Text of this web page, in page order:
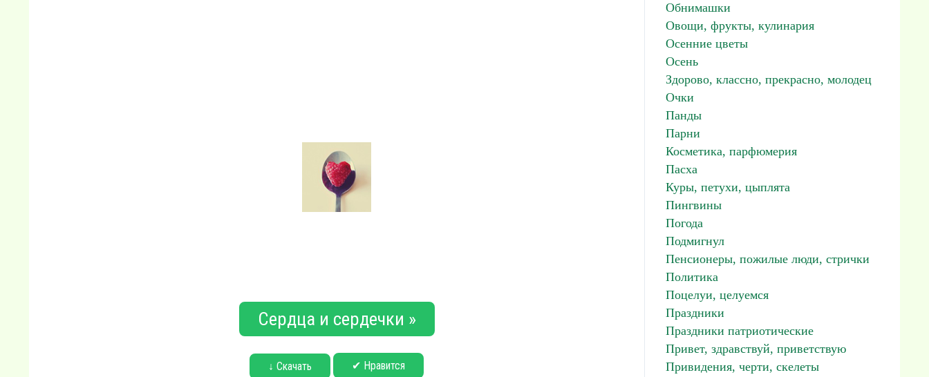
Сердца и сердечки »
↓ Скачать ✔ Нравится
Обнимашки
Овощи, фрукты, кулинария
Осенние цветы
Осень
Здорово, классно, прекрасно, молодец
Очки
Панды
Парни
Косметика, парфюмерия
Пасха
Куры, петухи, цыплята
Пингвины
Погода
Подмигнул
Пенсионеры, пожилые люди, стрички
Политика
Поцелуи, целуемся
Праздники
Праздники патриотические
Привет, здравствуй, приветствую
Привидения, черти, скелеты